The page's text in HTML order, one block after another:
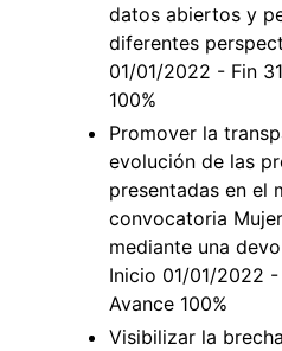
datos abiertos y
diferentes
01/01/2022 - Fin
100%
Promover la
evolución de las
presentadas en el
convocatoria
mediante una
Inicio 01/01/2022
Avance 100%
Visibilizar la